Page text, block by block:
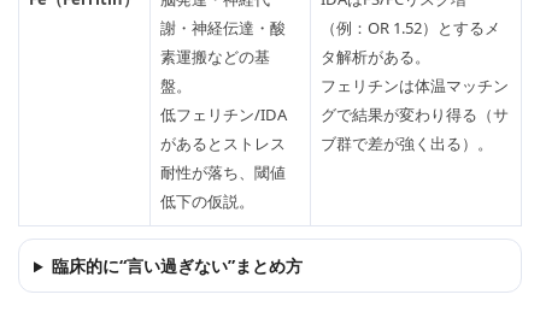
謝・神経伝達・酸
素運搬などの基
盤。
低フェリチン/IDA
があるとストレス
耐性が落ち、閾値
低下の仮説。
（例：OR 1.52）とするメ
タ解析がある。
フェリチンは体温マッチン
グで結果が変わり得る（サ
ブ群で差が強く出る）。
臨床的に“言い過ぎない”まとめ方